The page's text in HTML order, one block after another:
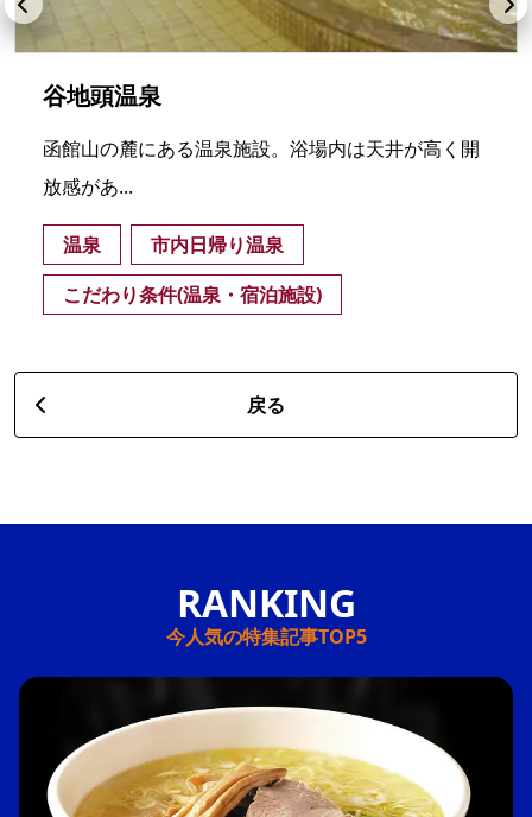
谷地頭温泉
函館山の麓にある温泉施設。浴場内は天井が高く開
放感があ...
温泉
市内日帰り温泉
こだわり条件(温泉・宿泊施設)
戻る
今人気の特集記事TOP5